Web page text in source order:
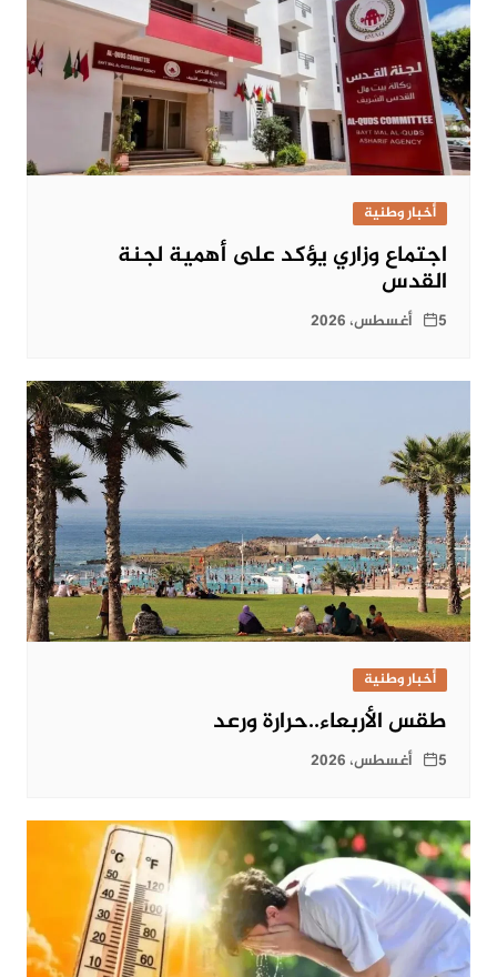
أخبار وطنية
اجتماع وزاري يؤكد على أهمية لجنة
القدس
5 أغسطس، 2026
أخبار وطنية
طقس الأربعاء..حرارة ورعد
5 أغسطس، 2026